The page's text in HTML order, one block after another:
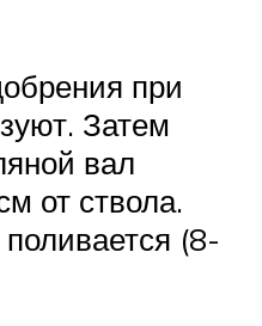
при
Затем
вал
от ствола.
(8-